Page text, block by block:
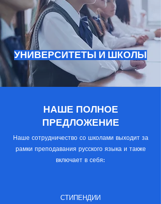
УНИВЕРСИТЕТЫ И ШКОЛЫ
НАШЕ ПОЛНОЕ
ПРЕДЛОЖЕНИЕ
Наше сотрудничество со школами выходит за
рамки преподавания русского языка и также
включает в себя:
СТИПЕНДИИ